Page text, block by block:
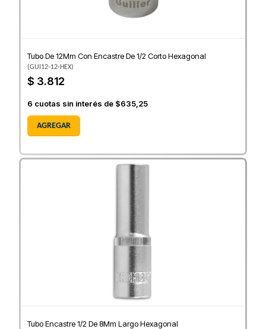
Tubo De 12Mm Con Encastre De 1/2 Corto Hexagonal
(GUI12-12-HEX)
$ 3.812
6 cuotas sin interés de $635,25
AGREGAR
Tubo Encastre 1/2 De 8Mm Largo Hexagonal